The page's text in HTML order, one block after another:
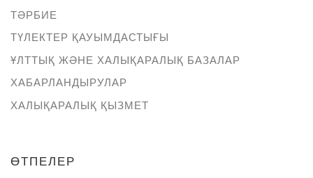
ТӘРБИЕ
ТҮЛЕКТЕР ҚАУЫМДАСТЫҒЫ
ҰЛТТЫҚ ЖӘНЕ ХАЛЫҚАРАЛЫҚ БАЗАЛАР
ХАБАРЛАНДЫРУЛАР
ХАЛЫҚАРАЛЫҚ ҚЫЗМЕТ
ӨТПЕЛЕР